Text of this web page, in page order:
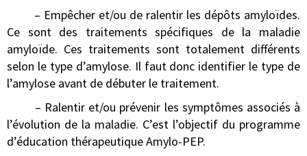
– Empêcher et/ou de ralentir les dépôts amyloïdes.
Ce sont des traitements spécifiques de la maladie
amyloïde. Ces traitements sont totalement différents
selon le type d’amylose. Il faut donc identifier le type de
l’amylose avant de débuter le traitement.
– Ralentir et/ou prévenir les symptômes associés à
l’évolution de la maladie. C’est l’objectif du programme
d’éducation thérapeutique Amylo-PEP.